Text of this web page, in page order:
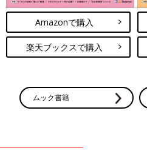
とし、個人宅のアドバイスから雑
広く活動します。
吉川 永里子 インスタグラム
Amazonで購入
楽天ブックスで購入
ムック書籍